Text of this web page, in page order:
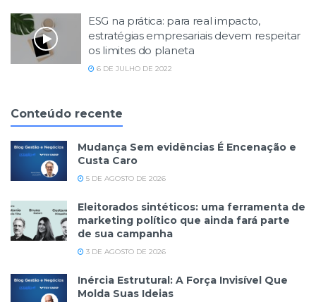
ESG na prática: para real impacto,
estratégias empresariais devem respeitar
os limites do planeta
6 DE JULHO DE 2022
Conteúdo recente
Mudança Sem evidências É Encenação e
Custa Caro
5 DE AGOSTO DE 2026
Eleitorados sintéticos: uma ferramenta de
marketing político que ainda fará parte
de sua campanha
3 DE AGOSTO DE 2026
Inércia Estrutural: A Força Invisível Que
Molda Suas Ideias